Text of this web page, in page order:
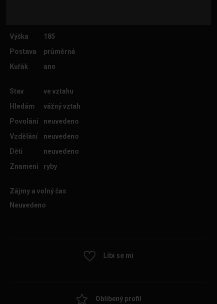
Výška
185
Postava
průměrná
Kuřák
ano
Stav
ve vztahu
Hledám
vážný vztah
Povolání
neuvedeno
Vzdělání
neuvedeno
Děti
neuvedeno
Znamení
ryby
Zájmy a volný čas
Neuvedeno
Líbí se mi
Oblíbený profil